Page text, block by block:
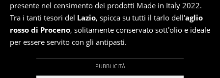
presente nel censimento dei prodotti Made in Italy 2022.
Tra i tanti tesori del Lazio, spicca su tutti il tarlo dell'aglio
rosso di Proceno, solitamente conservato sott'olio e ideale
per essere servito con gli antipasti.